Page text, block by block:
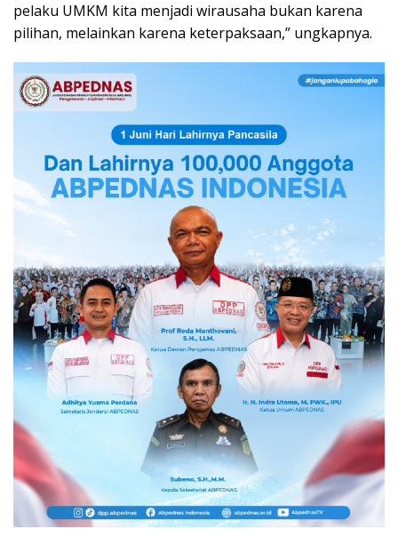
pelaku UMKM kita menjadi wirausaha bukan karena
pilihan, melainkan karena keterpaksaan,” ungkapnya.